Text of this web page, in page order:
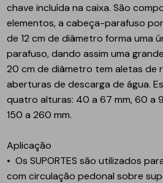
chave incluída na caixa. São
elementos, a cabeça-parafuso
de 12 cm de diâmetro forma uma
parafuso, dando assim uma
20 cm de diâmetro tem aletas de
aberturas de descarga de água.
quatro alturas: 40 a 67 mm, 60 a
150 a 260 mm.
Aplicação
• OsSUPORTESsão utilizados
com circulação pedonal sobre